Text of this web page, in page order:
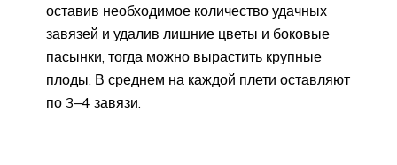
оставив необходимое количество удачных
завязей и удалив лишние цветы и боковые
пасынки, тогда можно вырастить крупные
плоды. В среднем на каждой плети оставляют
по 3–4 завязи.